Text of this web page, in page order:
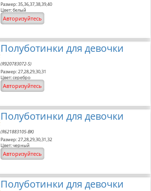
Размер: 35,36,37,38,39,40
Цвет: белый
Авторизуйтесь
Полуботинки для девочки
(R920783072-S)
Размер: 27,28,29,30,31
Цвет: серебро
Авторизуйтесь
Полуботинки для девочки
(R621883105-BK)
Размер: 27,28,29,30,31,32
Цвет: черный
Авторизуйтесь
Полуботинки для девочки